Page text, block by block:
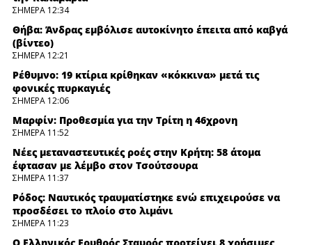
ΣΗΜΕΡΑ 12:34
Θήβα: Άνδρας εμβόλισε αυτοκίνητο έπειτα από καβγά
(βίντεο)
ΣΗΜΕΡΑ 12:21
Ρέθυμνο: 19 κτίρια κρίθηκαν «κόκκινα» μετά τις
φονικές πυρκαγιές
ΣΗΜΕΡΑ 12:06
Μαρφίν: Προθεσμία για την Τρίτη η 46χρονη
ΣΗΜΕΡΑ 11:52
Νέες μεταναστευτικές ροές στην Κρήτη: 58 άτομα
έφτασαν με λέμβο στον Τσούτσουρα
ΣΗΜΕΡΑ 11:37
Ρόδος: Ναυτικός τραυματίστηκε ενώ επιχειρούσε να
προσδέσει το πλοίο στο λιμάνι
ΣΗΜΕΡΑ 11:23
Ο Ελληνικός Ερυθρός Σταυρός προτείνει 8 χρήσιμες